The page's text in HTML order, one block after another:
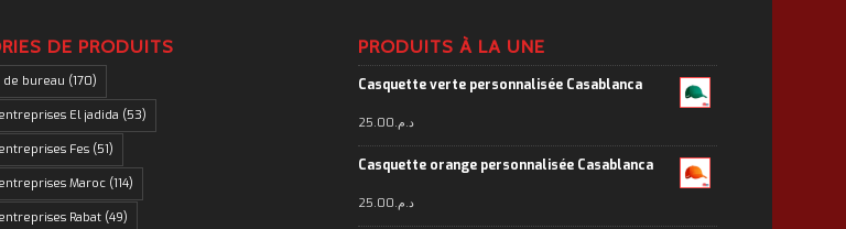
DE PRODUITS
de bureau (170)
El jadida (53)
Fes (51)
Maroc (114)
Rabat (49)
PRODUITS À LA UNE
Casquette verte personnalisée Casablanca
د.م.25.00
Casquette orange personnalisée Casablanca
د.م.25.00